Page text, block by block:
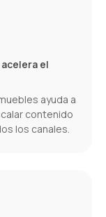
el
ayuda a
contenido
los canales.